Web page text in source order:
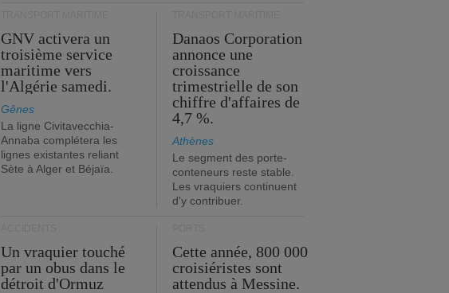
GNV activera un
troisième service
maritime vers
l'Algérie samedi.
Gênes
La ligne Civitavecchia-
Annaba complétera les
lignes existantes reliant
Sète à Alger et Béjaïa.
Danaos Corporation
annonce une
croissance
trimestrielle de son
chiffre d'affaires de
4,7 %.
Athènes
Le segment des porte-
conteneurs reste stable.
Les vraquiers continuent
d'y contribuer.
Un vraquier touché
par un obus dans le
détroit d'Ormuz
Cette année, 800 000
croisiéristes sont
attendus à Messine.